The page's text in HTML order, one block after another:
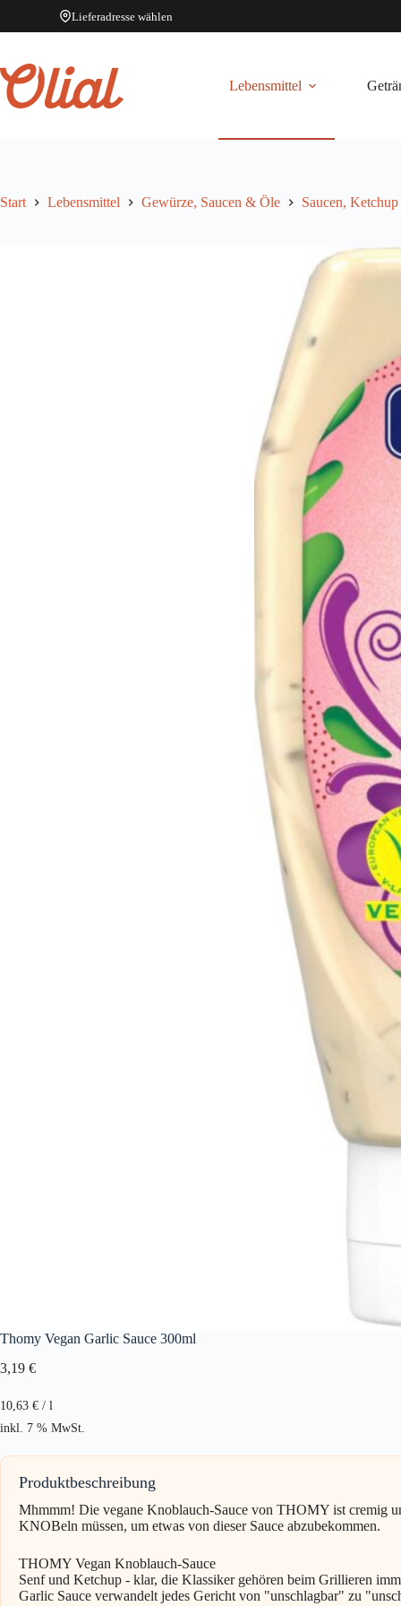
Lieferadresse wählen
springen
Lebensmittel
Start Lebensmittel Gewürze, Saucen & Öle Saucen,
Thomy Vegan Garlic Sauce 300ml
3,19 €
10,63 € / l
inkl. 7 % MwSt.
Produktbeschreibung
Mhmmm! Die vegane Knoblauch-Sauce von THOMY ist cremig
KNOBeln müssen, um etwas von dieser Sauce abzubekommen.
THOMY Vegan Knoblauch-Sauce
Senf und Ketchup - klar, die Klassiker gehören beim Grillieren
Garlic Sauce verwandelt jedes Gericht von "unschlagbar" zu